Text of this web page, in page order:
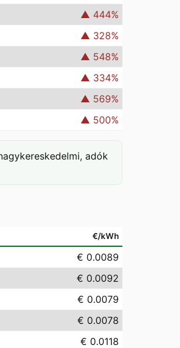
▲ 444%
▲ 328%
▲ 548%
▲ 334%
▲ 569%
▲ 500%
adók
€/kWh
€ 0.0089
€ 0.0092
€ 0.0079
€ 0.0078
€ 0.0118